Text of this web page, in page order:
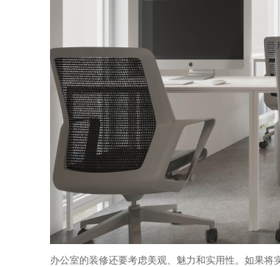
办公室的装修还要考虑美观、魅力和实用性。如果